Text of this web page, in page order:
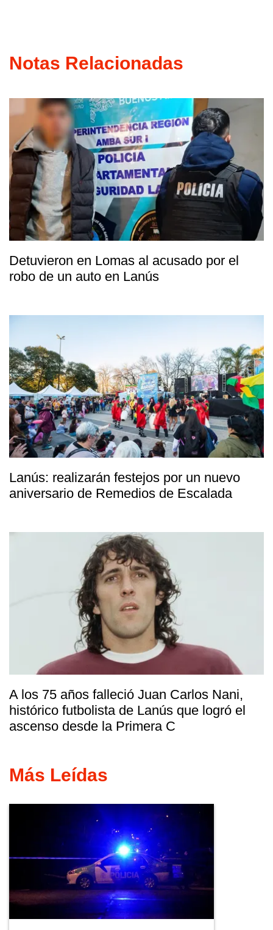
Notas Relacionadas
Detuvieron en Lomas al acusado por el
robo de un auto en Lanús
Lanús: realizarán festejos por un nuevo
aniversario de Remedios de Escalada
A los 75 años falleció Juan Carlos Nani,
histórico futbolista de Lanús que logró el
ascenso desde la Primera C
Más Leídas